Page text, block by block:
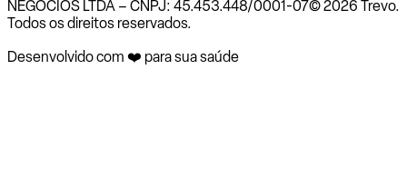
NEGOCIOS LTDA – CNPJ: 45.453.448/0001-07© 2026 Trevo.
Todos os direitos reservados.
Desenvolvido com ❤️ para sua saúde